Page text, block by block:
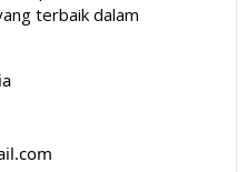
terbaik dalam